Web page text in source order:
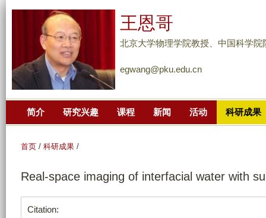
到
主
要
分
王恩哥
北京大学物理学院教授、中国科学
egwang@pku.edu.cn
简介 研究兴趣 课程 新闻 活动 科研成果
首页 / 科研成果 /
Real-space imaging of interfacial water with
Citation: